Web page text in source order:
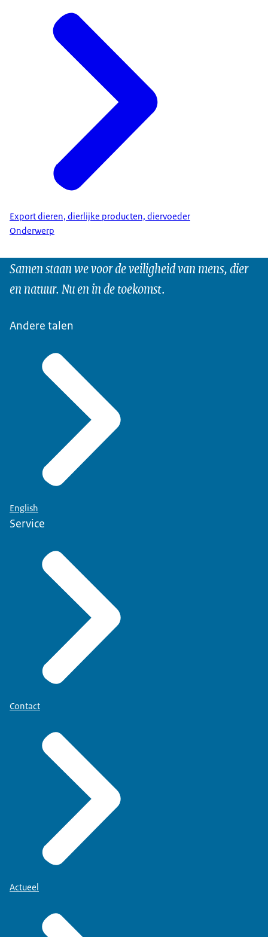
Export dieren, dierlijke producten, diervoeder
Onderwerp
Samen staan we voor de veiligheid van mens, dier
en natuur. Nu en in de toekomst.
Andere talen
English
Service
Contact
Actueel